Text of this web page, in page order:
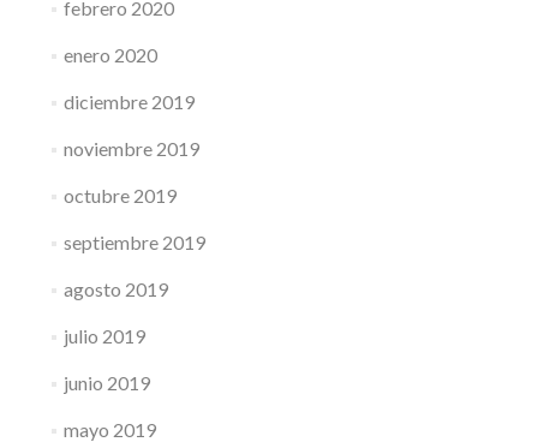
febrero 2020
enero 2020
diciembre 2019
noviembre 2019
octubre 2019
septiembre 2019
agosto 2019
julio 2019
junio 2019
mayo 2019